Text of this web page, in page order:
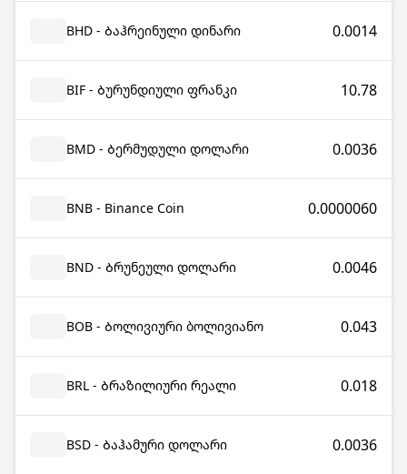
BHD - Ბაჰრეინული დინარი 0.0014
BIF - Ბურუნდიული ფრანკი 10.78
BMD - Ბერმუდული დოლარი 0.0036
BNB - Binance Coin 0.0000060
BND - Ბრუნეული დოლარი 0.0046
BOB - Ბოლივიური ბოლივიანო 0.043
BRL - Ბრაზილიური რეალი 0.018
BSD - Ბაჰამური დოლარი 0.0036